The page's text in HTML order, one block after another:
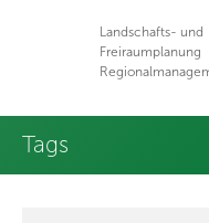
Landschafts- und
Freiraumplanung
Tags